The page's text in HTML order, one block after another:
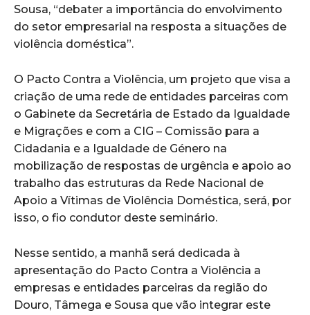
Sousa, “debater a importância do envolvimento
do setor empresarial na resposta a situações de
violência doméstica”.
O Pacto Contra a Violência, um projeto que visa a
criação de uma rede de entidades parceiras com
o Gabinete da Secretária de Estado da Igualdade
e Migrações e com a CIG – Comissão para a
Cidadania e a Igualdade de Género na
mobilização de respostas de urgência e apoio ao
trabalho das estruturas da Rede Nacional de
Apoio a Vítimas de Violência Doméstica, será, por
isso, o fio condutor deste seminário.
Nesse sentido, a manhã será dedicada à
apresentação do Pacto Contra a Violência a
empresas e entidades parceiras da região do
Douro, Tâmega e Sousa que vão integrar este